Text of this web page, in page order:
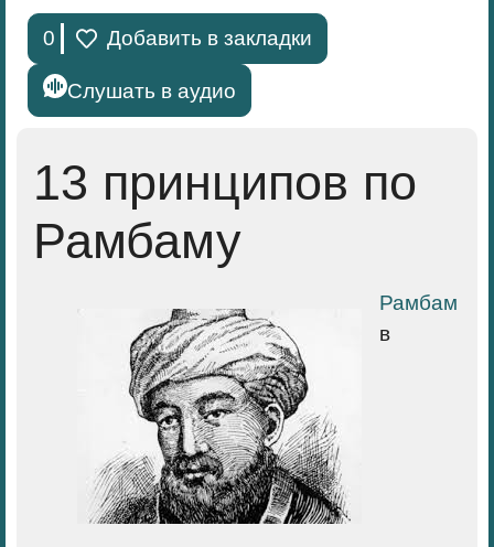
0 Добавить в закладки
Слушать в аудио
13 принципов по
Рамбаму
Рамбам
в